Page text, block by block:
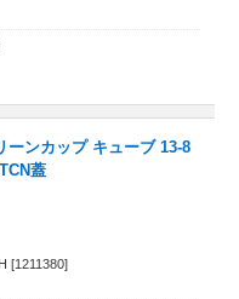
ーンカップ キューブ 13-8
蓋
[1211380]